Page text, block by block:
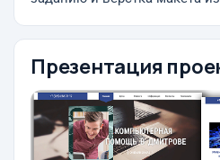
Презентация